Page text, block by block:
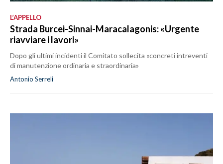
L’APPELLO
Strada Burcei-Sinnai-Maracalagonis: «Urgente
riavviare i lavori»
Dopo gli ultimi incidenti il Comitato sollecita «concreti intreventi
di manutenzione ordinaria e straordinaria»
Antonio Serreli